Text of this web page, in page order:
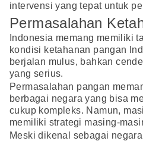
intervensi yang tepat untuk
Permasalahan
Indonesia memang memiliki
kondisi ketahanan pangan
berjalan mulus, bahkan
yang serius.
Permasalahan pangan
berbagai negara yang bisa
cukup kompleks. Namun,
memiliki strategi masing-
Meski dikenal sebagai